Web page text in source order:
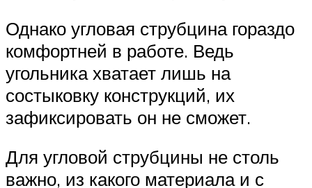
Однако угловая струбцина гораздо
комфортней в работе. Ведь
угольника хватает лишь на
состыковку конструкций, их
зафиксировать он не сможет.
Для угловой струбцины не столь
важно, из какого материала и с